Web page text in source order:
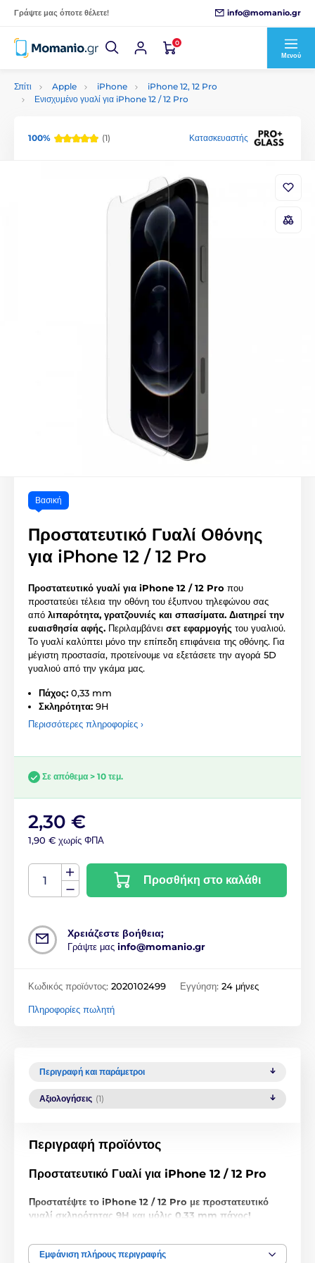
Γράψτε μας όποτε θέλετε! info@momanio.gr
0
Μενού
Σπίτι Apple iPhone
iPhone 12, 12 Pro
Ενισχυμένο γυαλί για iPhone 12 / 12 Pro
100% (1) Κατασκευαστής
Βασική
Προστατευτικό Γυαλί Οθόνης
για iPhone 12 / 12 Pro
Προστατευτικό γυαλί για iPhone 12 / 12 Pro που
προστατεύει τέλεια την οθόνη του έξυπνου τηλεφώνου σας
από λιπαρότητα, γρατζουνιές και σπασίματα. Διατηρεί την
ευαισθησία αφής. Περιλαμβάνει σετ εφαρμογής του γυαλιού.
Το γυαλί καλύπτει μόνο την επίπεδη επιφάνεια της οθόνης. Για
μέγιστη προστασία, προτείνουμε να εξετάσετε την αγορά 5D
γυαλιού από την γκάμα μας.
Πάχος: 0,33 mm
Σκληρότητα: 9H
Περισσότερες πληροφορίες ›
Σε απόθεμα > 10 τεμ.
2,30 €
1,90 € χωρίς ΦΠΑ
Προσθήκη στο καλάθι
Χρειάζεστε βοήθεια;
Γράψτε μας info@momanio.gr
Κωδικός προϊόντος: 2020102499 Εγγύηση: 24 μήνες
Πληροφορίες πωλητή
Περιγραφή και παράμετροι
Αξιολογήσεις (1)
Περιγραφή προϊόντος
Προστατευτικό Γυαλί για iPhone 12 / 12 Pro
Προστατέψτε το iPhone 12 / 12 Pro με προστατευτικό
γυαλί σκληρότητας 9H και μόλις 0,33 mm πάχος!
προστατευτικό γυαλί για iPhone 12 / 12 Pro
Εμφάνιση πλήρους περιγραφής